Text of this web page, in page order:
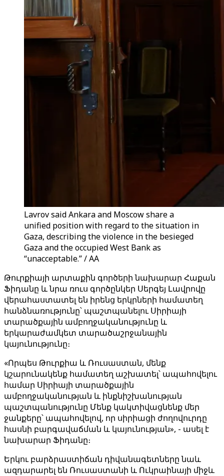
Lavrov said Ankara and Moscow share a
unified position with regard to the situation in
Gaza, describing the violence in the besieged
Gaza and the occupied West Bank as
“unacceptable.” / AA
Թուրքիայի արտաքին գործերի նախարար Հաքան
Ֆիդանը և նրա ռուս գործընկեր Սերգեյ Լավրովը
վերահաստատել են իրենց երկրների համատեղ
հանձնառությունը՝ պաշտպանելու Սիրիայի
տարածքային ամբողջականությունը և
երկարաժամկետ տարածաշրջանային
կայունությունը։
«Որպես Թուրքիա և Ռուսաստան, մենք
կշարունակենք համատեղ աշխատել՝ ապահովելու
համար Սիրիայի տարածքային
ամբողջականության և ինքնիշխանության
պաշտպանությունը Մենք կակտիվացնենք մեր
ջանքերը՝ ապահովելով, որ սիրիացի ժողովուրդը
հասնի բարգավաճման և կայունության», - ասել է
նախարար Ֆիդանը։
Երկու բարձրաստիճան դիվանագետները նաև
ազդարարել են Ռուսաստանի և Ուկրաինայի միջև